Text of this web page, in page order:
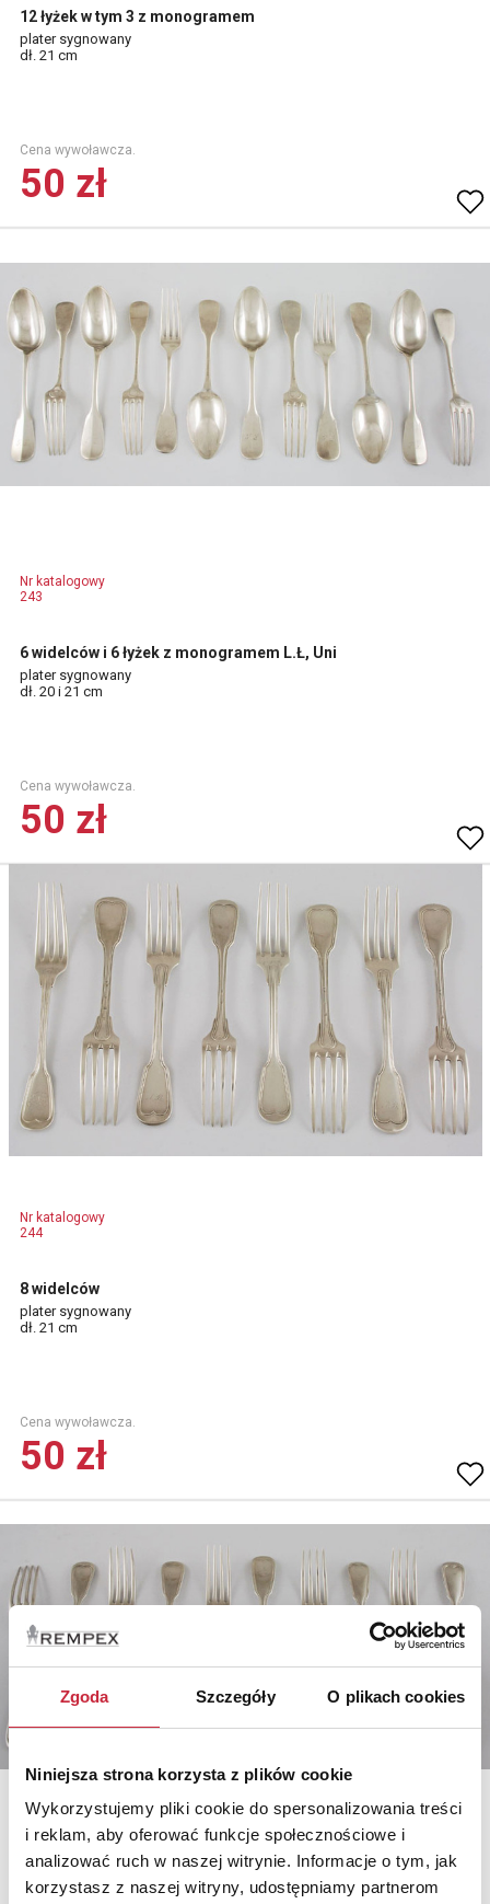
Zgoda Szczegóły O plikach cookies
Niniejsza strona korzysta z plików cookie
Wykorzystujemy pliki cookie do spersonalizowania treści
i reklam, aby oferować funkcje społecznościowe i
analizować ruch w naszej witrynie. Informacje o tym, jak
korzystasz z naszej witryny, udostępniamy partnerom
12 łyżek w tym 3 z monogramem
plater sygnowany
dł. 21 cm
Cena wywoławcza.
50 zł
Nr katalogowy
243
6 widelców i 6 łyżek z monogramem L.Ł, Uni
plater sygnowany
dł. 20 i 21 cm
Cena wywoławcza.
50 zł
Nr katalogowy
244
8 widelców
plater sygnowany
dł. 21 cm
Cena wywoławcza.
50 zł
Nr katalogowy
245